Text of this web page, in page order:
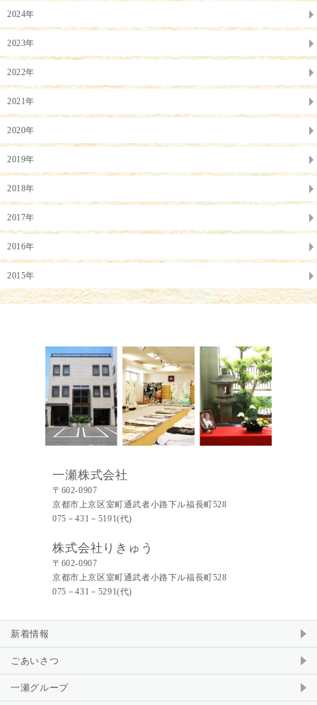
2024年
2023年
2022年
2021年
2020年
2019年
2018年
2017年
2016年
2015年
一瀬株式会社
〒602-0907
京都市上京区室町通武者小路下ル福長町528
075－431－5191(代)
株式会社りきゅう
〒602-0907
京都市上京区室町通武者小路下ル福長町528
075－431－5291(代)
新着情報
ごあいさつ
一瀬グループ